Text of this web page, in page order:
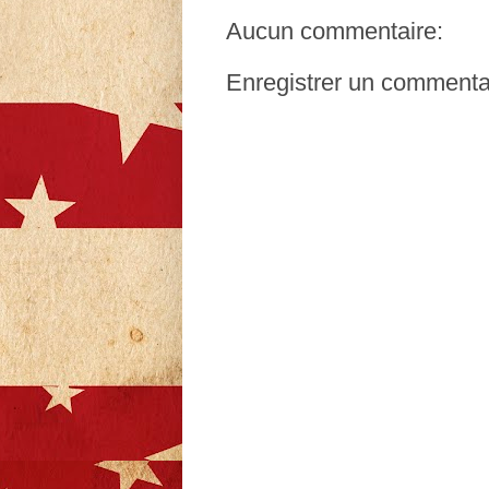
Aucun commentaire:
Enregistrer un